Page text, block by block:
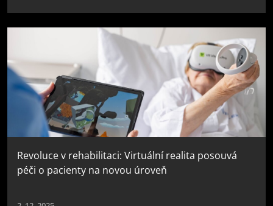
Revoluce v rehabilitaci: Virtuální realita posouvá
péči o pacienty na novou úroveň